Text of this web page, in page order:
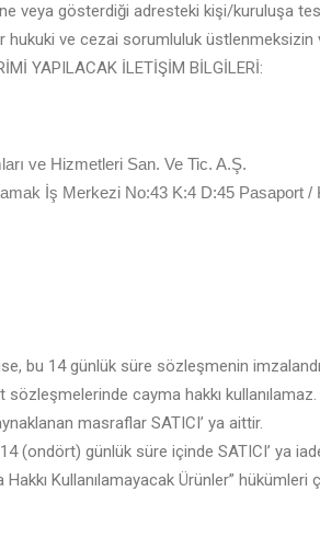
veya gösterdiği adresteki kişi/kuruluşa
hukuki ve cezai sorumluluk
YAPILACAK İLETİŞİM BİLGİLERİ:
ve Hizmetleri San. Ve Tic. A.Ş.
İş Merkezi No:43 K:4 D:45 Pasaport /
ise, bu 14 günlük süre sözleşmenin
cayma hakkı kullanılamaz.
masraflar SATICI’ ya aittir.
14 (ondört) günlük süre içinde SATICI’ ya
Kullanılamayacak Ürünler” hükümleri